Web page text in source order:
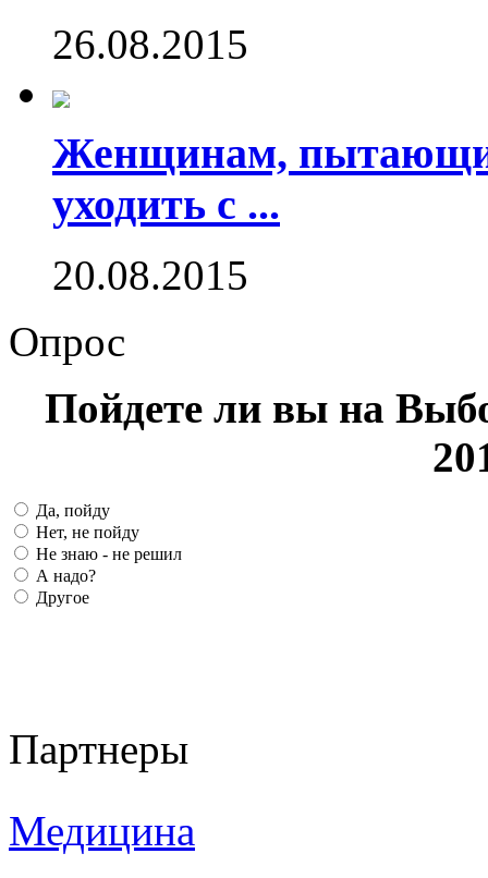
26.08.2015
Женщинам,
уходить с ...
20.08.2015
Опрос
Пойдете ли вы на
Да, пойду
Нет, не пойду
Не знаю - не решил
А надо?
Другое
Партнеры
Медицина